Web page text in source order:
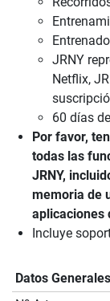
JRNY
Netflix,
60 días
Por favor,
todas las
JRNY,
memoria de
aplicaciones
Incluye
Datos Generales